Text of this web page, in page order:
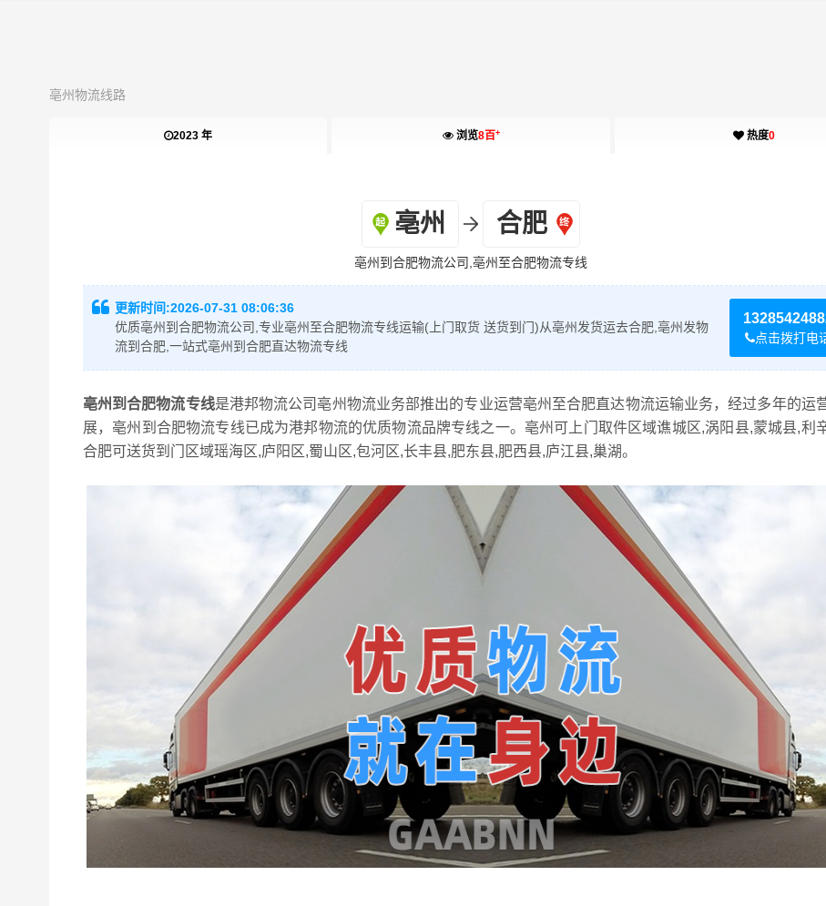
亳州物流线路
2023 年 浏览8百+ 热度0
亳州 合肥
亳州到合肥物流公司,亳州至合肥物流专线
点击拨打电
更新时间:2026-07-31 08:06:36
优质亳州到合肥物流公司,专业亳州至合肥物流专线运输(上门取货 送货到门)从亳州发货运去合肥,亳州发物
流到合肥,一站式亳州到合肥直达物流专线
亳州到合肥物流专线是港邦物流公司亳州物流业务部推出的专业运营亳州至合肥直达物流运输业务，经过多年的运
展，亳州到合肥物流专线已成为港邦物流的优质物流品牌专线之一。亳州可上门取件区域谯城区,涡阳县,蒙城县,利辛
合肥可送货到门区域瑶海区,庐阳区,蜀山区,包河区,长丰县,肥东县,肥西县,庐江县,巢湖。